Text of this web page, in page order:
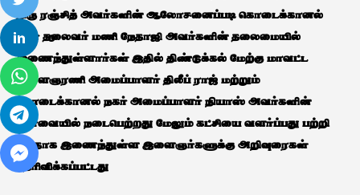
0
திரு ரஞ்சித் அவர்களின் ஆலோசனைப்படி கொடைக்கானல்
நகர் தலைவர் மணி நேதாஜி அவர்களின் தலைமையில்
இணைந்துள்ளார்கள் இதில் திண்டுக்கல் மேற்கு மாவட்ட
இளைஞரணி அமைப்பாளர் திலீப் ராஜ் மற்றும்
கொடைக்கானல் நகர் அமைப்பாளர் நியாஸ் அவர்களின்
பார்வையில் நடைபெற்றது மேலும் கட்சியை வளர்ப்பது பற்றி
புதிதாக இணைந்துள்ள இளைஞர்களுக்கு அறிவுரைகள்
தெரிவிக்கப்பட்டது